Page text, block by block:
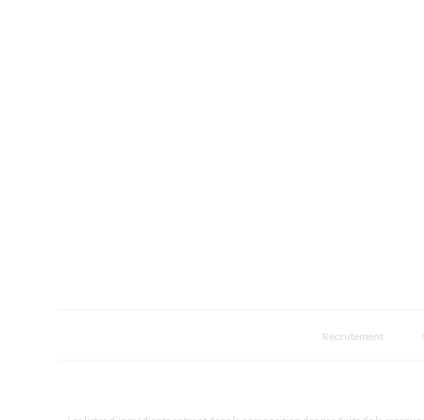
Recrutement